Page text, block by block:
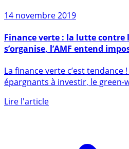
14 novembre 2019
s’organise, l’AMF entend
minimaux
épargnants à investir, le green-